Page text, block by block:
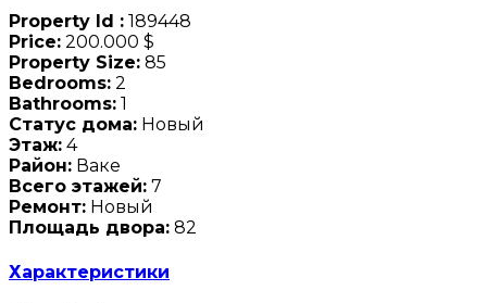
Property Id : 189448
Price: 200.000 $
Property Size: 85
Bedrooms: 2
Bathrooms: 1
Статус дома: Новый
Этаж: 4
Район: Ваке
Всего этажей: 7
Ремонт: Новый
Площадь двора: 82
Характеристики